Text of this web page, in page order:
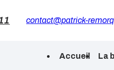
contact@patrick-
Accueil La